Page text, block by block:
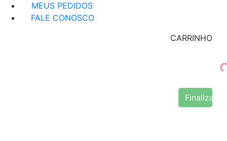
MEUS PEDIDOS
FALE CONOSCO
CARRINHO
Finalizar